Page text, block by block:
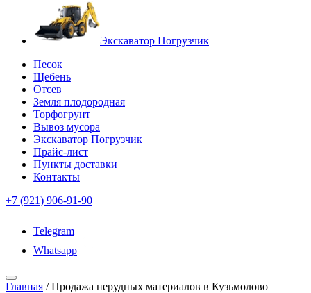
Экскаватор Погрузчик
Песок
Щебень
Отсев
Земля плодородная
Торфогрунт
Вывоз мусора
Экскаватор Погрузчик
Прайс-лист
Пункты доставки
Контакты
+7 (921) 906-91-90
Telegram
Whatsapp
Главная /Продажа нерудных материалов в Кузьмолово